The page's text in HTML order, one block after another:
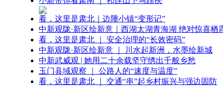
看，这里是肃北｜边陲小镇“变形记”
中新观陇·新区绘新意｜西湖太湖青海湖 绝对惊喜栖
看，这里是肃北 ｜ 安全治理的“长效密码”
中新观陇·新区绘新意 ｜ 川水起新洲，水墨绘新城
中新武威观 | 她用二十余载坚守绣出千般乡愁
玉门县域观察 ｜ 公路人的“速度与温度”
看，这里是肃北 ｜ 交通“串”起乡村振兴与强边固防